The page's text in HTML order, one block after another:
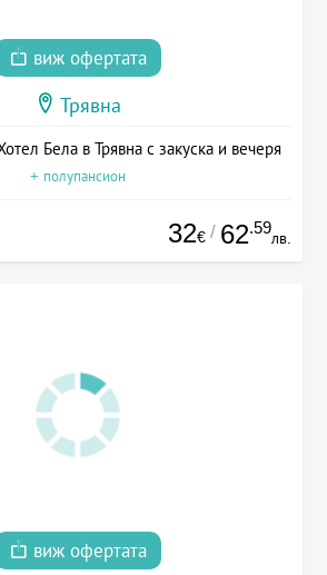
виж офертата
Трявна
Бела в Трявна с закуска и вечеря
+ полупансион
32€ / 62.59
лв.
виж офертата